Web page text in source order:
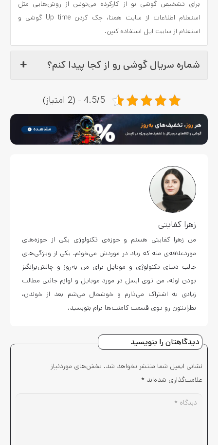
برای تشخیص گوشی نو از کارکرده می‌تونین از روش‌هایی مثل
استعلام اطلاعات از سایت همتا، چک کردن Up time گوشی و
استعلام از سایت اپل استفاده کنین.
شماره سریال گوشی رو از کجا پیدا کنم؟
4.5/5 - (2 امتیاز)
زهرا کفایتی
من زهرا کفایتی هستم و حوزه‌ی تکنولوژی یکی از حوزه‌های
موردعلاقه‌ی منه که زیاد در موردش می‌خونم. یکی از ویژگی‌های
جالب دنیای تکنولوژی و موبایل برای من به‌روز و چالش‌برانگیز
بودن اونه. من توی ایسل در مورد موبایل و لوازم جانبی مطالب
زیادی به اشتراک می‌ذارم و خوشحال می‌شم بعد از خوندن،
نظراتتون رو توی قسمت کامنت‌ها برام بنویسید.
دیدگاهتان را بنویسید
نشانی ایمیل شما منتشر نخواهد شد. بخش‌های موردنیاز
علامت‌گذاری شده‌اند *